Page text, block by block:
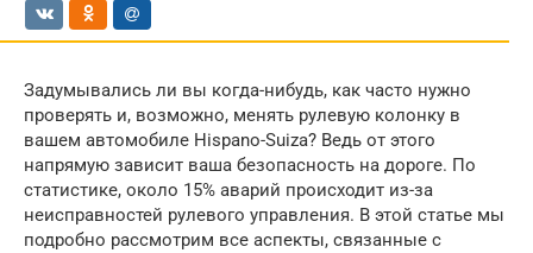
Задумывались ли вы когда-нибудь, как часто нужно
проверять и, возможно, менять рулевую колонку в
вашем автомобиле Hispano-Suiza? Ведь от этого
напрямую зависит ваша безопасность на дороге. По
статистике, около 15% аварий происходит из-за
неисправностей рулевого управления. В этой статье мы
подробно рассмотрим все аспекты, связанные с